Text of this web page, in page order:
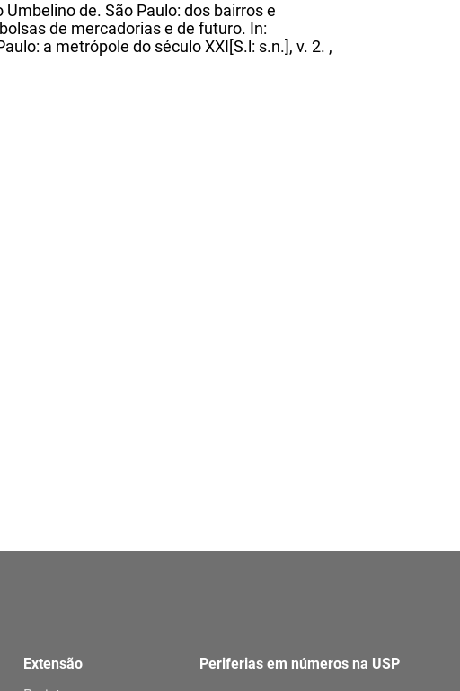
Umbelino de. São Paulo: dos bairros e
de mercadorias e de futuro. In:
a metrópole do século XXI[S.l: s.n.], v. 2. ,
Extensão
Periferias em números na USP